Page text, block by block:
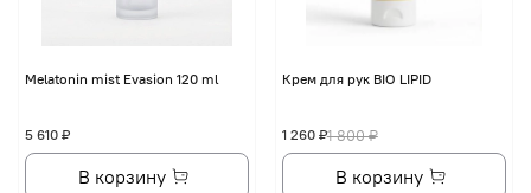
Melatonin mist Evasion 120 ml
5 610 ₽
В корзину
Крем для рук BIO LIPID
1 800 ₽
1 260 ₽
В корзину